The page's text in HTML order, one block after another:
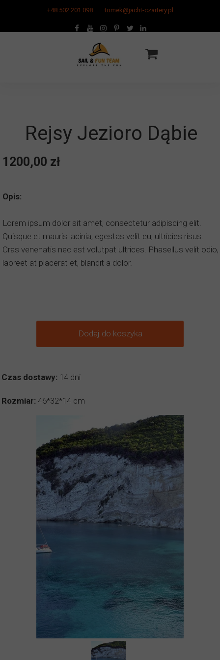
+48 502 201 098 tomek@jacht-czartery.pl
Rejsy Jezioro Dąbie
1200,00 zł
Opis:
Lorem ipsum dolor sit amet, consectetur adipiscing elit.
Quisque et mauris lacinia, egestas velit eu, ultricies risus.
Cras venenatis nec est volutpat ultrices. Phasellus velit odio,
laoreet at placerat et, blandit a dolor.
Dodaj do koszyka
Czas dostawy: 14 dni
Rozmiar: 46*32*14 cm